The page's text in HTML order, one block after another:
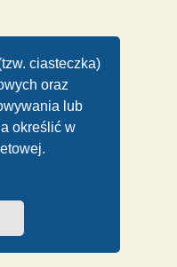
ciasteczka)
oraz
lub
określić w